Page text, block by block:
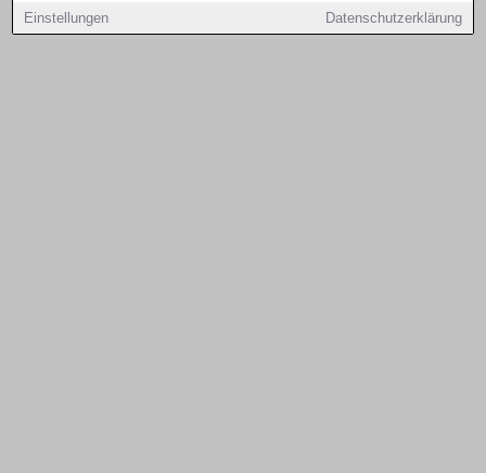
Einstellungen Datenschutzerklärung
Copyright © 2000 - 2026 | 1A Infosysteme GmbH | Content by: 1a-sites-autos